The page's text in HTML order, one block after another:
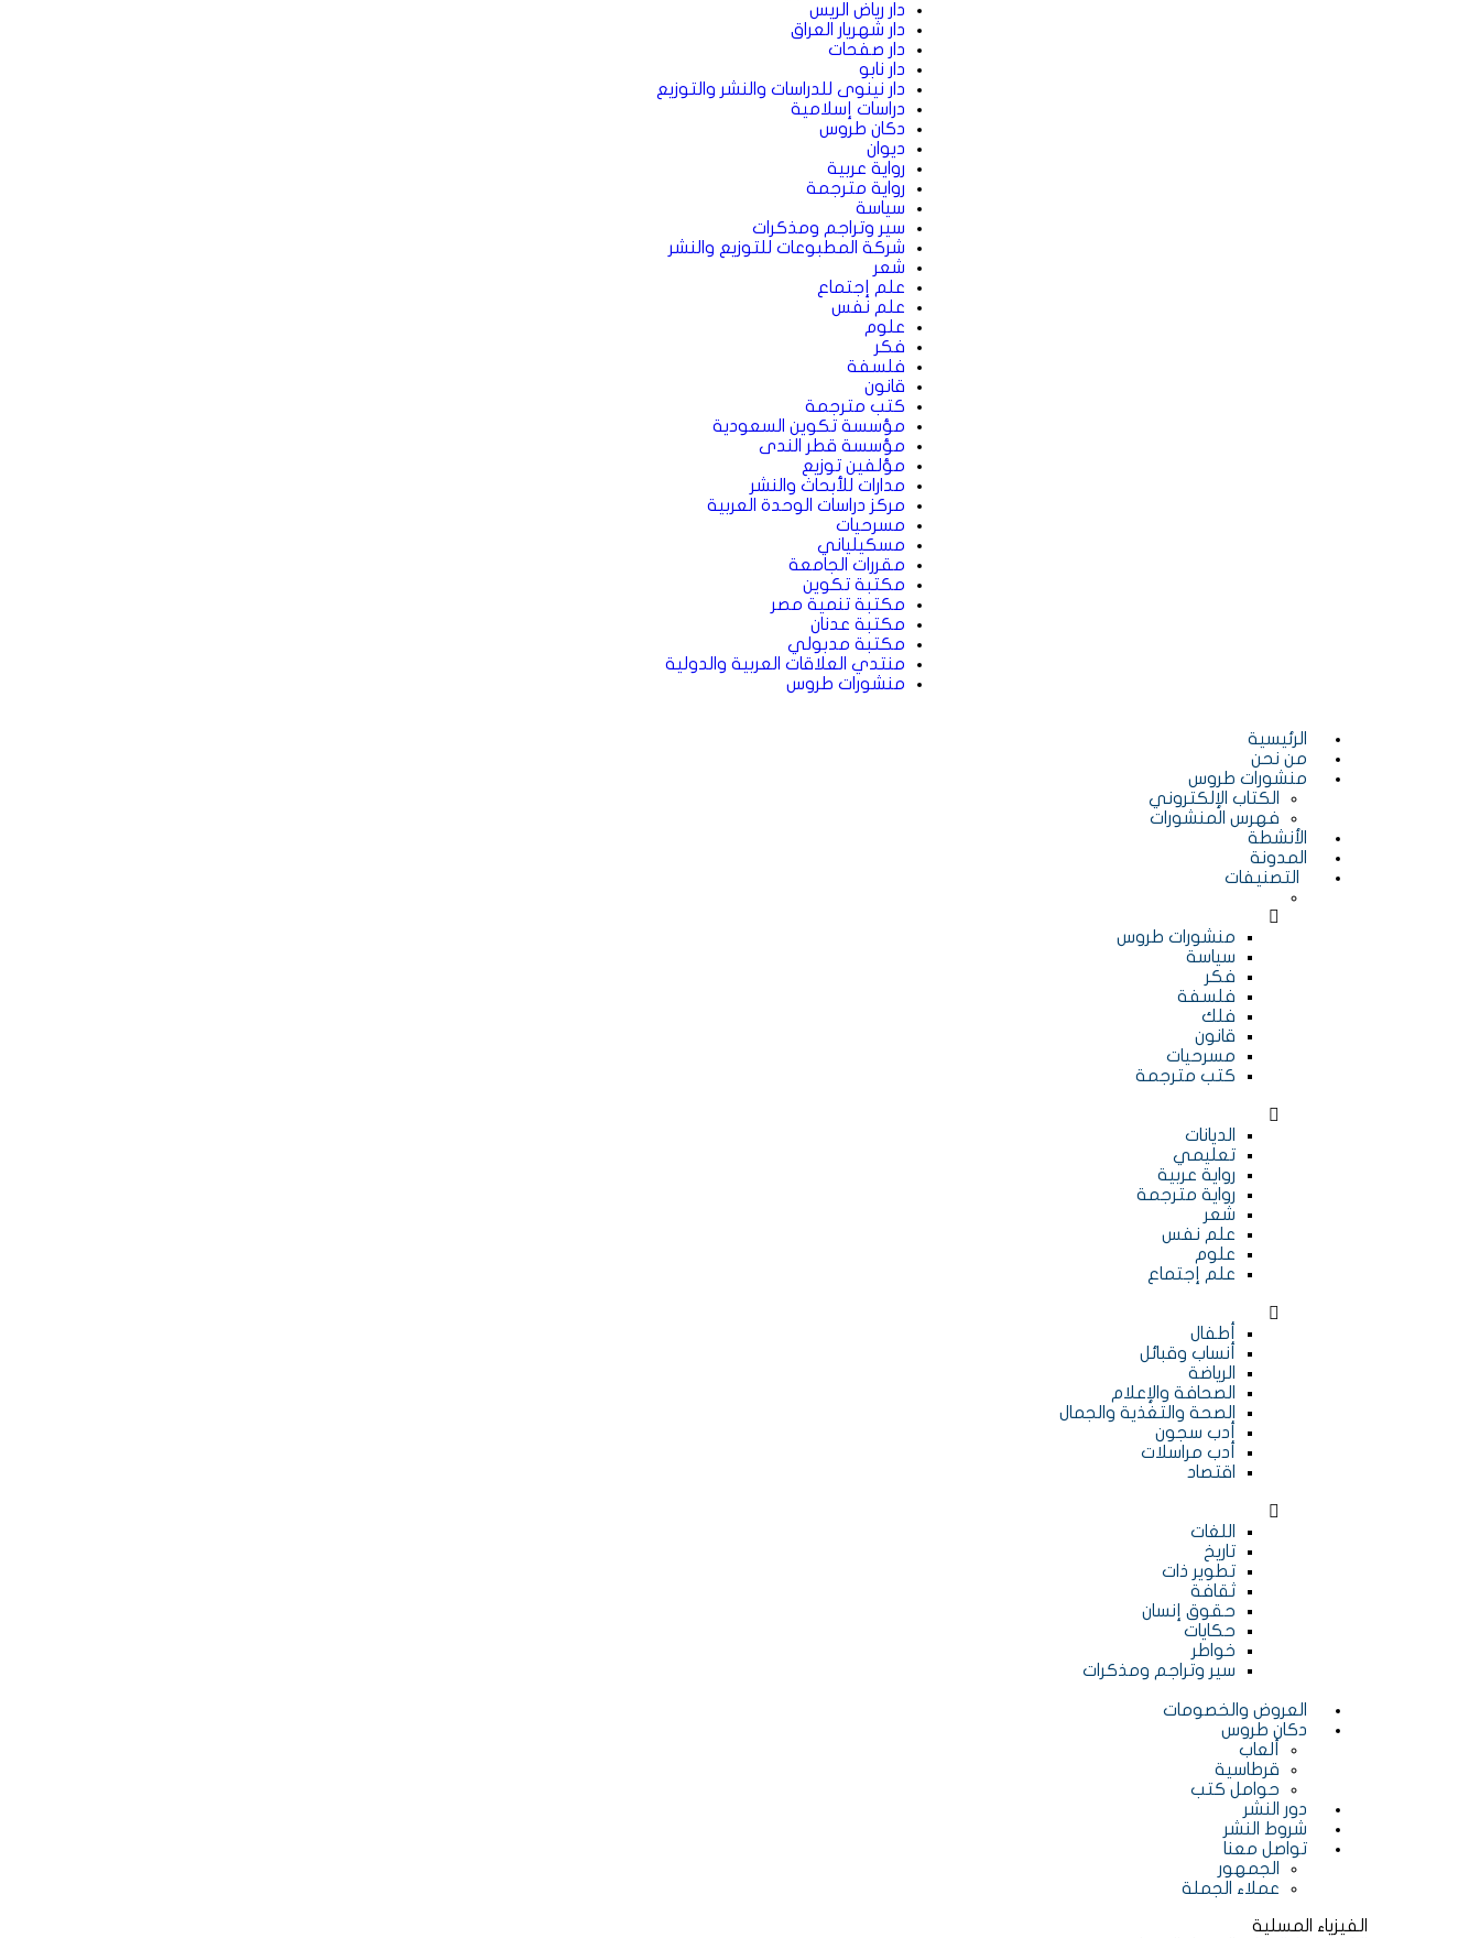
دار رياض الريس
دار شهريار العراق
دار صفحات
دار نابو
دار نينوى للدراسات والنشر والتوزيع
دراسات إسلامية
دكان طروس
ديوان
رواية عربية
رواية مترجمة
سياسة
سير وتراجم ومذكرات
شركة المطبوعات للتوزيع والنشر
شعر
علم إجتماع
علم نفس
علوم
فكر
فلسفة
قانون
كتب مترجمة
مؤسسة تكوين السعودية
مؤسسة قطر الندى
مؤلفين توزيع
مدارات للأبحاث والنشر
مركز دراسات الوحدة العربية
مسرحيات
مسكيلياني
مقررات الجامعة
مكتبة تكوين
مكتبة تنمية مصر
مكتبة عدنان
مكتبة مدبولي
منتدي العلاقات العربية والدولية
منشورات طروس
الرئيسية
من نحن
منشورات طروس
الكتاب الإلكتروني
فهرس المنشورات
الأنشطة
المدونة
التصنيفات
منشورات طروس
سياسة
فكر
فلسفة
فلك
قانون
مسرحيات
كتب مترجمة
الديانات
تعليمي
رواية عربية
رواية مترجمة
شعر
علم نفس
علوم
علم إجتماع
أطفال
أنساب وقبائل
الرياضة
الصحافة والإعلام
الصحة والتغذية والجمال
أدب سجون
أدب مراسلات
اقتصاد
اللغات
تاريخ
تطوير ذات
ثقافة
حقوق إنسان
حكايات
خواطر
سير وتراجم ومذكرات
العروض والخصومات
دكان طروس
ألعاب
قرطاسية
حوامل كتب
دور النشر
شروط النشر
تواصل معنا
الجمهور
عملاء الجملة
الفيزياء المسلية